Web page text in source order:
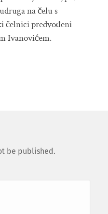
na čelu s
čelnici predvođeni
Ivanovićem.
be published.